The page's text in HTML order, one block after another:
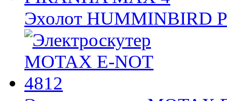
Эхолот HUMMINBIRD